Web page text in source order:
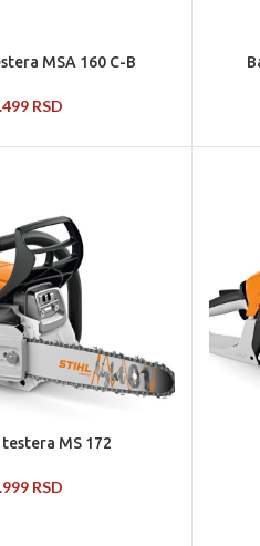
MSA 160 C-B
RSD
MS 172
RSD